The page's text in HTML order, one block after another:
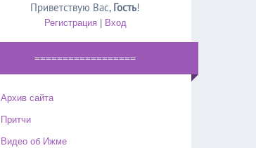
Приветствую Вас, Гость!
Регистрация| Вход
==================
Архив сайта
Притчи
Видео об Ижме